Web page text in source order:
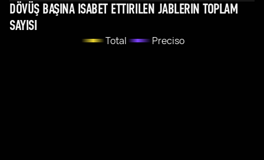
DÖVÜŞ BAŞINA ISABET ETTIRILEN JABLERIN TOPLAM
SAYISI
Total Preciso